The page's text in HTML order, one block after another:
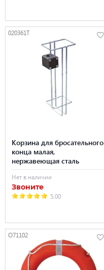
020361T
Корзина для бросательного
конца малая,
нержавеющая сталь
Нет в наличии
Звоните
5.00
O71102